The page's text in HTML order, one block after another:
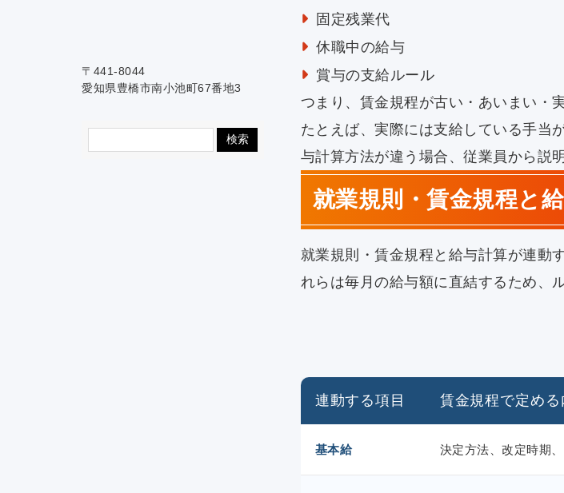
〒441-8044
愛知県豊橋市南小池町67番地3
固定残業代
休職中の給与
賞与の支給ルール
つまり、賃金規程が古い・あいまい・
たとえば、実際には支給している手当
与計算方法が違う場合、従業員から説
就業規則・賃金規程と
就業規則・賃金規程と給与計算が連動
れらは毎月の給与額に直結するため、
連動する項目 賃金規程で定める
基本給 決定方法、改定時期